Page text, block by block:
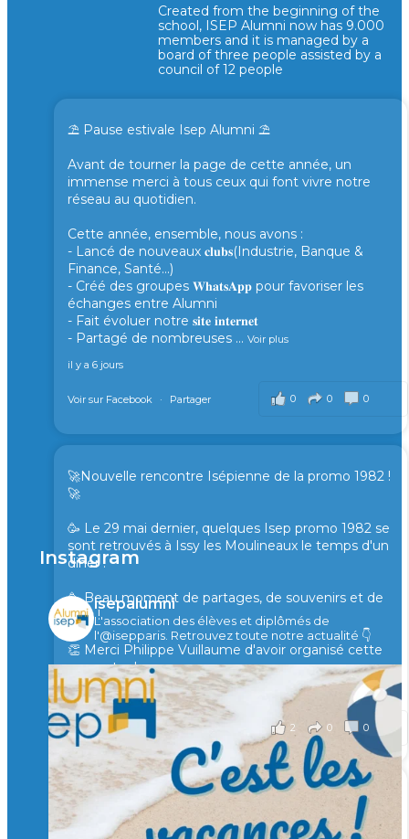
Created from the beginning of the
school, ISEP Alumni now has 9.000
members and it is managed by a
board of three people assisted by a
council of 12 people
⛱️ Pause estivale Isep Alumni ⛱️
Avant de tourner la page de cette année, un
immense merci à tous ceux qui font vivre notre
réseau au quotidien.
Cette année, ensemble, nous avons :
- Lancé de nouveaux 𝐜𝐥𝐮𝐛𝐬(Industrie, Banque &
Finance, Santé...)
- Créé des groupes 𝐖𝐡𝐚𝐭𝐬𝐀𝐩𝐩 pour favoriser les
échanges entre Alumni
- Fait évoluer notre 𝐬𝐢𝐭𝐞 𝐢𝐧𝐭𝐞𝐫𝐧𝐞𝐭
- Partagé de nombreuses ... Voir plus
il y a 6 jours
0 0 0
Voir sur Facebook · Partager
🚀Nouvelle rencontre Isépienne de la promo 1982 !
🚀
🥳 Le 29 mai dernier, quelques Isep promo 1982 se
sont retrouvés à Issy les Moulineaux le temps d'un
diner !
🥳 Beau moment de partages, de souvenirs et de
rires !
👏 Merci Philippe Vuillaume d'avoir organisé cette
rencontre !
il y a 2 mois
2 0 0
Voir sur Facebook · Partager
🙏 Soutenez l’Isep via la taxe d’apprentissage 2026
et contribuons ensemble à former les générations
d’ingénieurs de demain. 🙏
Instagram
isepalumni
L'association des élèves et diplômés de
l'@isepparis. Retrouvez toute notre actualité 👇